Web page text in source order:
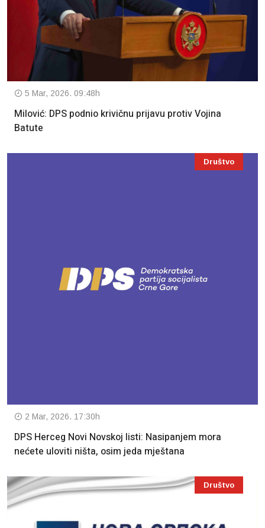
5 Mar, 2026. 09:48h
Milović: DPS podnio krivičnu prijavu protiv Vojina
Batute
Društvo
2 Mar, 2026. 17:30h
DPS Herceg Novi Novskoj listi: Nasipanjem mora
nećete uloviti ništa, osim jeda mještana
Društvo